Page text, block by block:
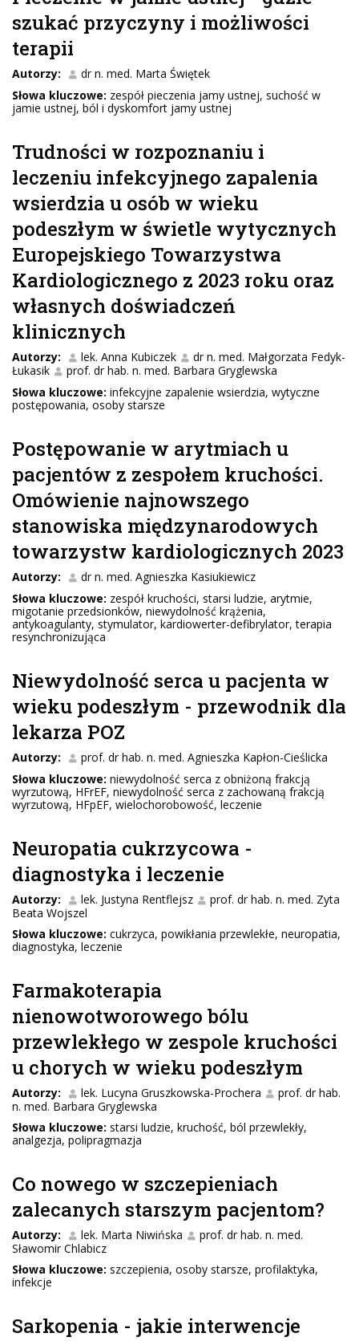
szukać przyczyny i możliwości
terapii
Autorzy:
dr n. med. Marta Świętek
Słowa kluczowe: zespół pieczenia jamy ustnej, suchość w
jamie ustnej, ból i dyskomfort jamy ustnej
Trudności w rozpoznaniu i
leczeniu infekcyjnego zapalenia
wsierdzia u osób w wieku
podeszłym w świetle wytycznych
Europejskiego Towarzystwa
Kardiologicznego z 2023 roku oraz
własnych doświadczeń
klinicznych
Autorzy: lek. Anna Kubiczek
dr n. med. Małgorzata Fedyk-
Łukasik
prof. dr hab. n. med. Barbara Gryglewska
Słowa kluczowe: infekcyjne zapalenie wsierdzia, wytyczne
postępowania, osoby starsze
Postępowanie w arytmiach u
pacjentów z zespołem kruchości.
Omówienie najnowszego
stanowiska międzynarodowych
towarzystw kardiologicznych 2023
Autorzy:
dr n. med. Agnieszka Kasiukiewicz
Słowa kluczowe: zespół kruchości, starsi ludzie, arytmie,
migotanie przedsionków, niewydolność krążenia,
antykoagulanty, stymulator, kardiowerter-defibrylator, terapia
resynchronizująca
Niewydolność serca u pacjenta w
wieku podeszłym - przewodnik dla
lekarza POZ
Autorzy:
prof. dr hab. n. med. Agnieszka Kapłon-Cieślicka
Słowa kluczowe: niewydolność serca z obniżoną frakcją
wyrzutową, HFrEF, niewydolność serca z zachowaną frakcją
wyrzutową, HFpEF, wielochorobowość, leczenie
Neuropatia cukrzycowa -
diagnostyka i leczenie
Autorzy: lek. Justyna Rentflejsz
prof. dr hab. n. med. Zyta
Beata Wojszel
Słowa kluczowe: cukrzyca, powikłania przewlekłe, neuropatia,
diagnostyka, leczenie
Farmakoterapia
nienowotworowego bólu
przewlekłego w zespole kruchości
u chorych w wieku podeszłym
Autorzy: lek. Lucyna Gruszkowska-Prochera
prof. dr hab.
n. med. Barbara Gryglewska
Słowa kluczowe: starsi ludzie, kruchość, ból przewlekły,
analgezja, polipragmazja
Co nowego w szczepieniach
zalecanych starszym pacjentom?
Autorzy: lek. Marta Niwińska
prof. dr hab. n. med.
Sławomir Chlabicz
Słowa kluczowe: szczepienia, osoby starsze, profilaktyka,
infekcje
Sarkopenia - jakie interwencje